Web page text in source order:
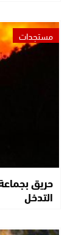
مستجدات
حريق
التدخل